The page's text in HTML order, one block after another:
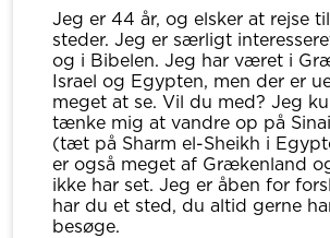
Jeg er 44 år, og elsker at rejse
steder. Jeg er særligt
og i Bibelen. Jeg har været i
Israel og Egypten, men der er
meget at se. Vil du med? Jeg
tænke mig at vandre op på
(tæt på Sharm el-Sheikh i
er også meget af Grækenland
ikke har set. Jeg er åben for
har du et sted, du altid gerne
besøge.